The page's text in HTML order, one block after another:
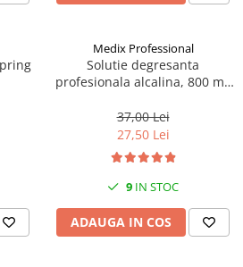
Medix Professional
Solutie degresanta
profesionala alcalina, 800 ml,
37,00 Lei
27,50 Lei
9 IN STOC
ADAUGA IN COS